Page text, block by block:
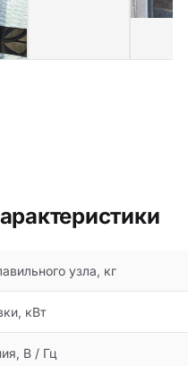
узла, кг
кВт
В / Гц